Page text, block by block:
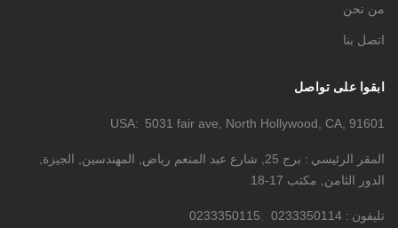
من نحن
اتصل بنا
ابقوا على تواصل
USA 5031 fair ave, North Hollywood, CA, 91601
المقر الرئيسي
برج 25, شارع عبد المنعم رياض, المهندسين, الجيزة,
الدور الثامن, مكتب 17-18
تليفون 0233350114
0233350115